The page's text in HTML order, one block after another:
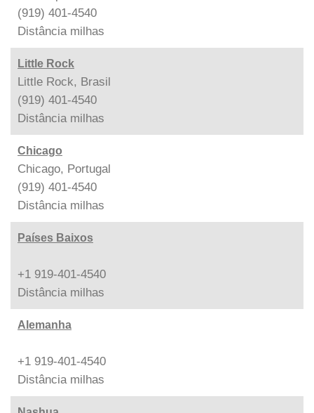
(919) 401-4540
Distância milhas
Little Rock
Little Rock, Brasil
(919) 401-4540
Distância milhas
Chicago
Chicago, Portugal
(919) 401-4540
Distância milhas
Países Baixos
+1 919-401-4540
Distância milhas
Alemanha
+1 919-401-4540
Distância milhas